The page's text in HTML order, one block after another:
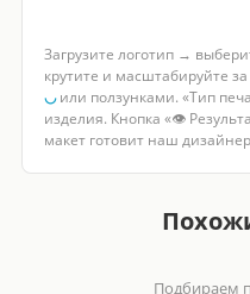
Загрузите логотип →
крутите и масштабируйте за
◡или ползунками. «Тип
изделия. Кнопка «👁
макет готовит наш
Подбираем